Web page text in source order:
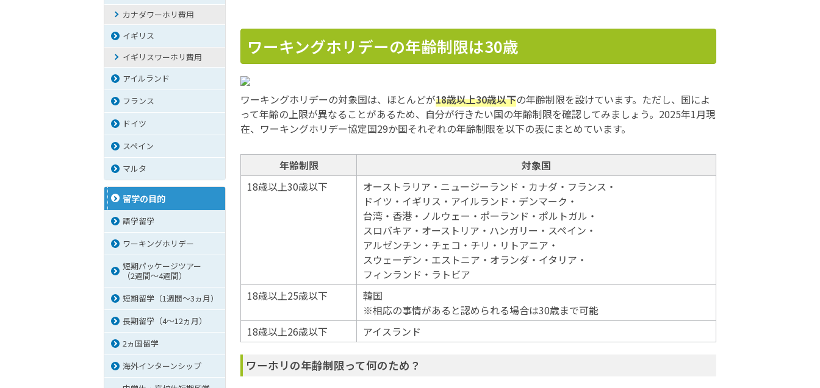
ワーキングホリデーの年齢制限は30歳
ワーキングホリデーの対象国は、ほとんどが18歳以上30歳以下の年齢制限を設けています。ただし、国によ
って年齢の上限が異なることがあるため、自分が行きたい国の年齢制限を確認してみましょう。2025年1月現
在、ワーキングホリデー協定国29か国それぞれの年齢制限を以下の表にまとめています。
年齢制限
対象国
18歳以上30歳以下
オーストラリア・ニュージーランド・カナダ・フランス・
ドイツ・イギリス・アイルランド・デンマーク・
台湾・香港・ノルウェー・ポーランド・ポルトガル・
スロバキア・オーストリア・ハンガリー・スペイン・
アルゼンチン・チェコ・チリ・リトアニア・
スウェーデン・エストニア・オランダ・イタリア・
フィンランド・ラトビア
18歳以上25歳以下
韓国
※相応の事情があると認められる場合は30歳まで可能
18歳以上26歳以下
アイスランド
ワーホリの年齢制限って何のため？
カナダワーホリ費用
イギリス
イギリスワーホリ費用
アイルランド
フランス
ドイツ
スペイン
マルタ
留学の目的
語学留学
ワーキングホリデー
短期パッケージツアー
（2週間～4週間）
短期留学（1週間～3ヵ月）
長期留学（4～12ヵ月）
2ヵ国留学
海外インターンシップ